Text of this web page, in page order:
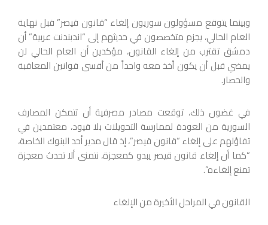
وبينما يتوقع مسؤولون سوريون إلغاء “قانون قيصر” قبل نهاية
العام الحالي، يجزم متخصصون في حديثهم إلى “اندبندنت عربية” أن
دمشق تقترب من إلغاء القانون، مؤكدين أن العام الحالي لن
يمضي قبل أن يكون أخذ معه واحداً من أقسى قوانين المعاقبة
والحصار.
في غضون ذلك، توقعت مصادر مصرفية أن تتمكن المصارف
السورية من العودة لممارسة التحويلات بلا قيود، معتمدين في
تفاؤلهم على إلغاء “قانون قيصر”، إذ قال مدير أحد البنوك الخاصة،
“كما أن إلغاء قانون قيصر يبدو كمعجزة، نتمنى ألا تحدث معجزة
تمنع إلغاءه”.
القانون في المراحل الأخيرة من الإلغاء